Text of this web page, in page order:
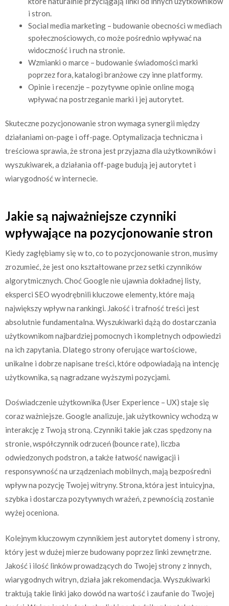
i stron.
Social media marketing – budowanie obecności w mediach
społecznościowych, co może pośrednio wpływać na
widoczność i ruch na stronie.
Wzmianki o marce – budowanie świadomości marki
poprzez fora, katalogi branżowe czy inne platformy.
Opinie i recenzje – pozytywne opinie online mogą
wpływać na postrzeganie marki i jej autorytet.
Skuteczne pozycjonowanie stron wymaga synergii między
działaniami on-page i off-page. Optymalizacja techniczna i
treściowa sprawia, że strona jest przyjazna dla użytkowników i
wyszukiwarek, a działania off-page budują jej autorytet i
wiarygodność w internecie.
Jakie są najważniejsze czynniki
wpływające na pozycjonowanie stron
Kiedy zagłębiamy się w to, co to pozycjonowanie stron, musimy
zrozumieć, że jest ono kształtowane przez setki czynników
algorytmicznych. Choć Google nie ujawnia dokładnej listy,
eksperci SEO wyodrębnili kluczowe elementy, które mają
największy wpływ na rankingi. Jakość i trafność treści jest
absolutnie fundamentalna. Wyszukiwarki dążą do dostarczania
użytkownikom najbardziej pomocnych i kompletnych odpowiedzi
na ich zapytania. Dlatego strony oferujące wartościowe,
unikalne i dobrze napisane treści, które odpowiadają na intencję
użytkownika, są nagradzane wyższymi pozycjami.
Doświadczenie użytkownika (User Experience – UX) staje się
coraz ważniejsze. Google analizuje, jak użytkownicy wchodzą w
interakcję z Twoją stroną. Czynniki takie jak czas spędzony na
stronie, współczynnik odrzuceń (bounce rate), liczba
odwiedzonych podstron, a także łatwość nawigacji i
responsywność na urządzeniach mobilnych, mają bezpośredni
wpływ na pozycję Twojej witryny. Strona, która jest intuicyjna,
szybka i dostarcza pozytywnych wrażeń, z pewnością zostanie
wyżej oceniona.
Kolejnym kluczowym czynnikiem jest autorytet domeny i strony,
który jest w dużej mierze budowany poprzez linki zewnętrzne.
Jakość i ilość linków prowadzących do Twojej strony z innych,
wiarygodnych witryn, działa jak rekomendacja. Wyszukiwarki
traktują takie linki jako dowód na wartość i zaufanie do Twojej